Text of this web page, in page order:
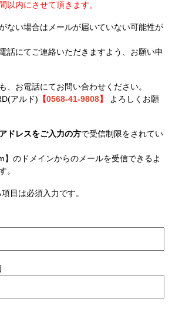
以内にさせて頂きます。
ない場合はメールが届いていない可能性が
話にてご連絡いただきますよう、お願い申
、お電話にてお問い合わせください。
アルド) 【0568-41-9808】
よろしくお願
ドレスをご入力の方で受信制限をされてい
のドメインからのメールを受信できるよ
。
目は必須入力です。